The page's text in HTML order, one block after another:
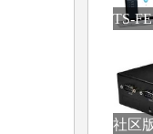
TS-
社区